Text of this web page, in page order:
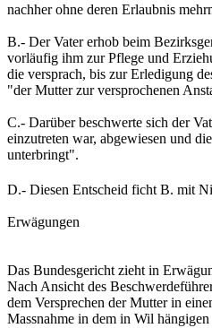
nachher ohne deren Erlaubnis
B.- Der Vater erhob beim
vorläufig ihm zur Pflege und
die versprach, bis zur Erledigung
"der Mutter zur versprochenen
C.- Darüber beschwerte sich der
einzutreten war, abgewiesen und
unterbringt".
D.- Diesen Entscheid ficht B. mit
Erwägungen
Das Bundesgericht zieht in
Nach Ansicht des
dem Versprechen der Mutter in
Massnahme in dem in Wil hängigen